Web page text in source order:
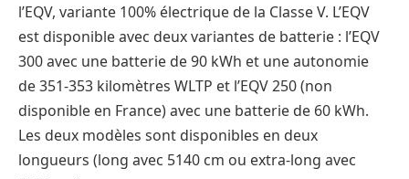
l’EQV, variante 100% électrique de la Classe V. L’EQV
est disponible avec deux variantes de batterie : l’EQV
300 avec une batterie de 90 kWh et une autonomie
de 351-353 kilomètres WLTP et l’EQV 250 (non
disponible en France) avec une batterie de 60 kWh.
Les deux modèles sont disponibles en deux
longueurs (long avec 5140 cm ou extra-long avec